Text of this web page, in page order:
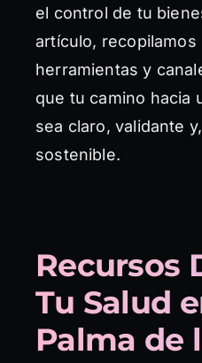
el control de tu
artículo, recopilamos
herramientas y
que tu camino hacia
sea claro, validante
sostenible.
Recursos
Tu Salud
Palma de